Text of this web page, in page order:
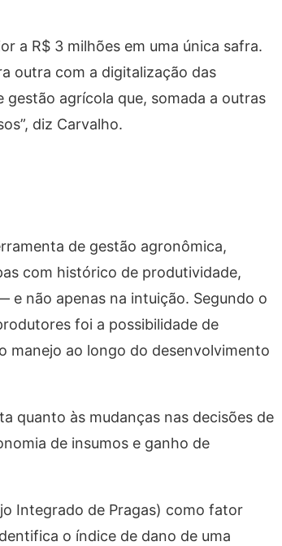
a R$ 3 milhões em uma única safra.
outra com a digitalização das
agrícola que, somada a outras
diz Carvalho.
de gestão agronômica,
com histórico de produtividade,
e não apenas na intuição. Segundo o
foi a possibilidade de
manejo ao longo do desenvolvimento
quanto às mudanças nas decisões de
de insumos e ganho de
Integrado de Pragas) como fator
o índice de dano de uma